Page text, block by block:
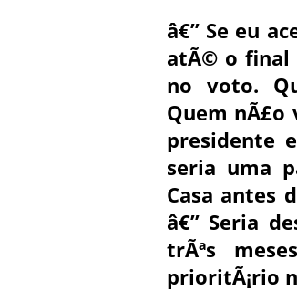
â€” Se eu
atÃ© o final
no voto.
Quem
presidente
seria uma
Casa antes
â€” Seria
trÃªs
prioritÃ¡rio